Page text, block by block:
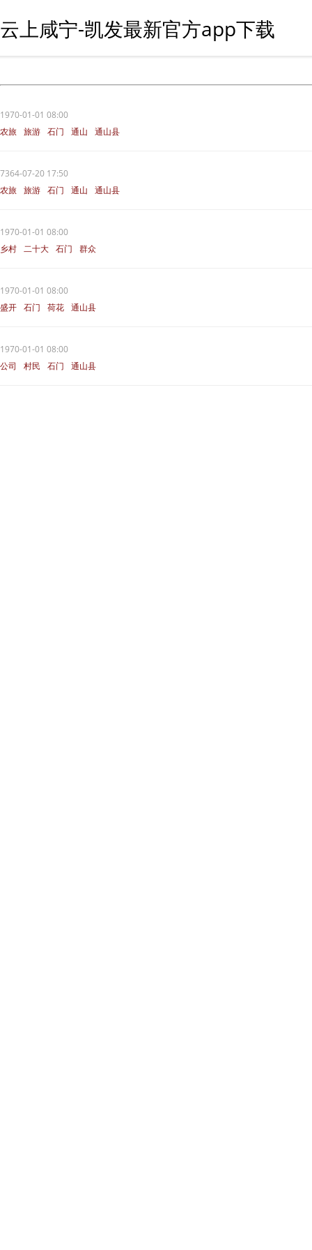
云上咸宁-凯发最新官方app下载
1970-01-01 08:00
农旅 旅游 石门 通山 通山县
7364-07-20 17:50
农旅 旅游 石门 通山 通山县
1970-01-01 08:00
乡村 二十大 石门 群众
1970-01-01 08:00
盛开 石门 荷花 通山县
1970-01-01 08:00
公司
村民 石门 通山县